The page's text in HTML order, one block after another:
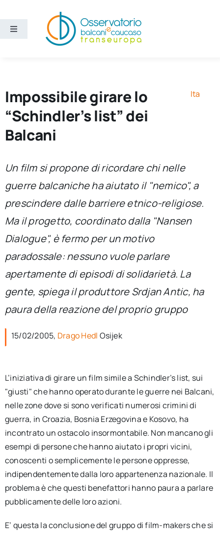
contenuto
Toggle
Ricerca e divulgazione
Chi siamo
per:
Newsletter
Impossibile girare lo
“Schindler’s list” dei
Balcani
Ita
Un film si propone di ricordare chi nelle
guerre balcaniche ha aiutato il "nemico", a
prescindere dalle barriere etnico-religiose.
Ma il progetto, coordinato dalla "Nansen
Dialogue", è fermo per un motivo
paradossale: nessuno vuole parlare
apertamente di episodi di solidarietà. La
gente, spiega il produttore Srdjan Antic, ha
paura della reazione del proprio gruppo
15/02/2005, Drago Hedl Osijek
L’iniziativa di girare un film simile a Schindler’s list, sui
"giusti" che hanno operato durante le guerre nei Balcani,
nelle zone dove si sono verificati numerosi crimini di
guerra, in Croazia, Bosnia Erzegovina e Kosovo, ha
incontrato un ostacolo insormontabile. Non mancano gli
esempi di persone che hanno aiutato i propri vicini,
conoscenti o semplicemente le persone oppresse,
indipendentemente dalla loro appartenenza nazionale. Il
problema è che questi benefattori hanno paura a parlare
pubblicamente delle loro azioni.
E’ questa la conclusione del gruppo di film-makers che si